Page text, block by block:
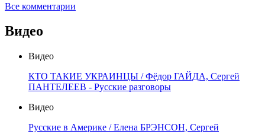
Все комментарии
Видео
Видео
КТО ТАКИЕ УКРАИНЦЫ / Фёдор ГАЙДА, Сергей
ПАНТЕЛЕЕВ - Русские разговоры
Видео
Русские в Америке / Елена БРЭНСОН, Сергей